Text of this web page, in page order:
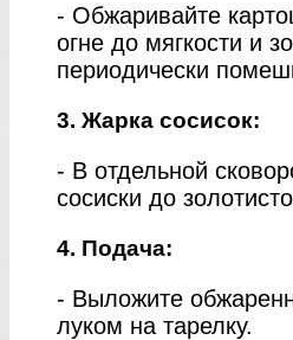
- Обжаривайте
огне до мягкости и
периодически
3. Жарка сосисок:
- В отдельной
сосиски до
4. Подача:
- Выложите
луком на тарелку.